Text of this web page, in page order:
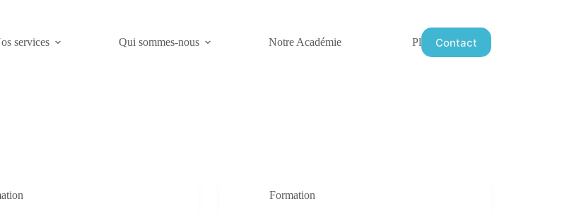
services Qui sommes-nous Notre Académie Plus Contact
Formation